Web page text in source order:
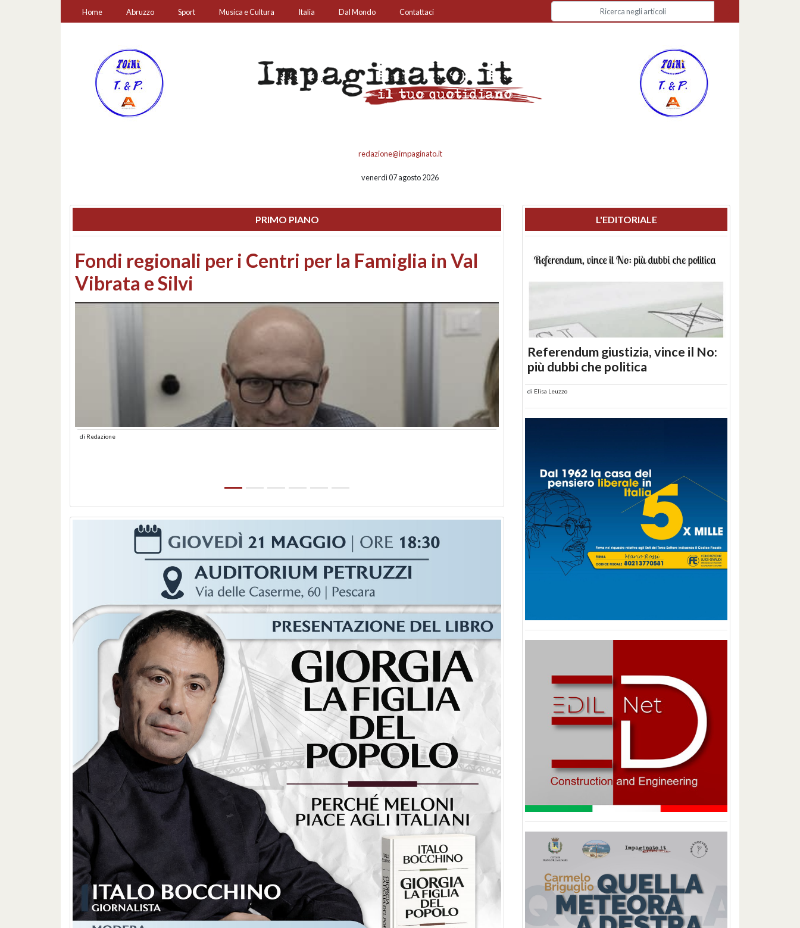
Home Abruzzo Sport Musica e Cultura Italia Dal Mondo Contattaci
redazione@impaginato.it
venerdì 07 agosto 2026
PRIMO PIANO
Montesilvano, sequestrato un chiosco sul
lungomare: contestati abusi edilizi e occupazione
abusiva
L'EDITORIALE
Referendum giustizia, vince il No:
più dubbi che politica
di Elisa Leuzzo